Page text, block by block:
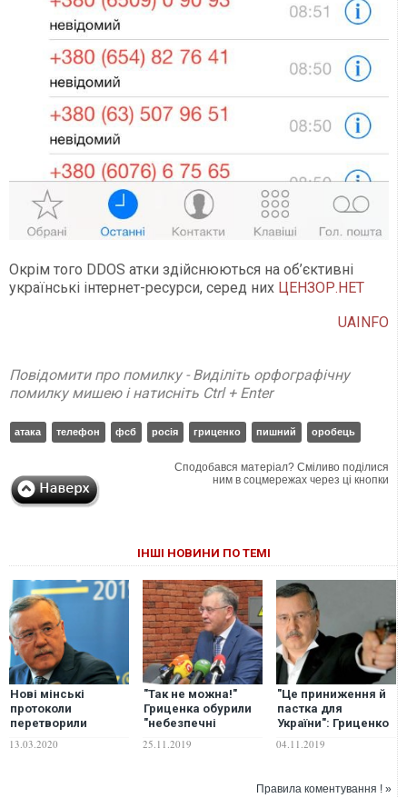
Окрім того DDOS атки здійснюються на об’єктивні
українські інтернет-ресурси, серед них ЦЕНЗОР.НЕТ
UAINFO
Повідомити про помилку - Виділіть орфографічну
помилку мишею і натисніть Ctrl + Enter
атака телефон фсб росія гриценко пишний оробець
Сподобався матеріал? Сміливо поділися
ним в соцмережах через ці кнопки
ІНШІ НОВИНИ ПО ТЕМІ
Нові мінські
протоколи
перетворили
на "внутрішній
13.03.2020
"Так не можна!"
Гриценка обурили
"небезпечні
25.11.2019
"Це приниження й
пастка для
України": Гриценко
Зеленському
04.11.2019
Правила коментування ! »